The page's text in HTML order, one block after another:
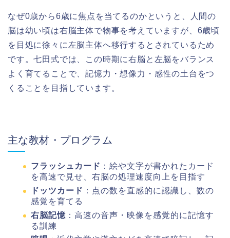
なぜ0歳から6歳に焦点を当てるのかというと、人間の
脳は幼い頃は右脳主体で物事を考えていますが、6歳頃
を目処に徐々に左脳主体へ移行するとされているため
です。七田式では、この時期に右脳と左脳をバランス
よく育てることで、記憶力・想像力・感性の土台をつ
くることを目指しています。
主な教材・プログラム
フラッシュカード ：絵や文字が書かれたカード
を高速で見せ、右脳の処理速度向上を目指す
ドッツカード ：点の数を直感的に認識し、数の
感覚を育てる
右脳記憶 ：高速の音声・映像を感覚的に記憶す
る訓練